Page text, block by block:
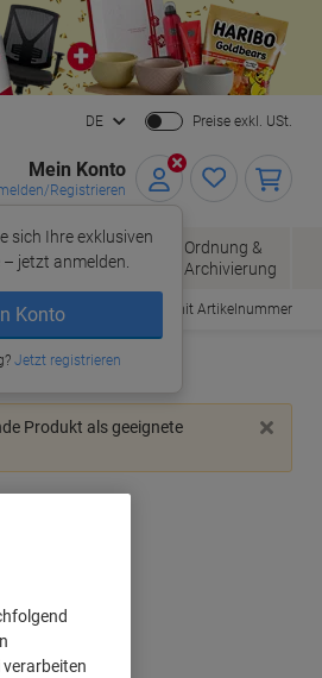
Close
DE Preise exkl. USt.
Mein Konto
Registrieren
sich Ihre exklusiven
jetzt anmelden.
Konto
Jetzt registrieren
Bürobedarf
Ordnung &
Archivierung
Bestellen mit Artikelnummer
Produkt als geeignete